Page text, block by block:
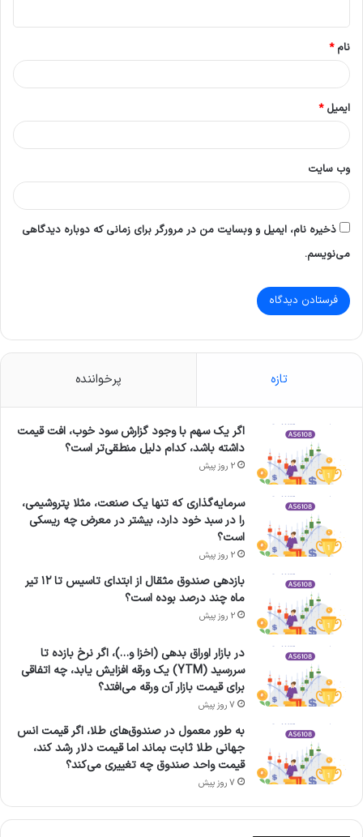
*
نام*
ایمیل*
وب‌ سایت
ذخیره نام، ایمیل و وبسایت من در مرورگر برای زمانی که دوباره دیدگاهی
می‌نویسم.
تازه پرخواننده
اگر یک سهم با وجود گزارش سود خوب، افت قیمت
داشته باشد، کدام دلیل منطقی‌تر است؟
2 روز پیش
سرمایه‌گذاری که تنها یک صنعت، مثلا پتروشیمی،
را در سبد خود دارد، بیشتر در معرض چه ریسکی
است؟
2 روز پیش
بازدهی صندوق مثقال از ابتدای تاسیس تا ۱۲ تیر
ماه چند درصد بوده است؟
2 روز پیش
در بازار اوراق بدهی (اخزا و…)، اگر نرخ بازده تا
سررسید (YTM) یک ورقه افزایش یابد، چه اتفاقی
برای قیمت بازار آن ورقه می‌افتد؟
7 روز پیش
به طور معمول در صندوق‌های طلا، اگر قیمت انس
جهانی طلا ثابت بماند اما قیمت دلار رشد کند،
قیمت واحد صندوق چه تغییری می‌کند؟
7 روز پیش